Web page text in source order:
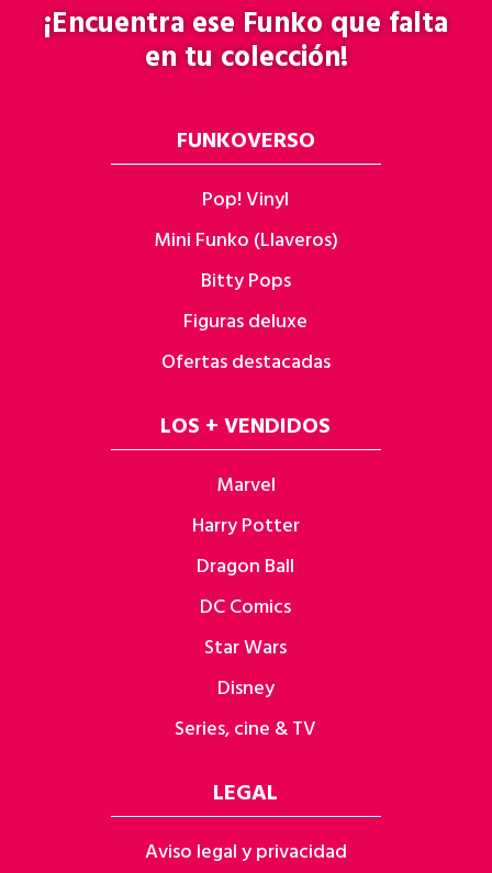
¡Encuentra eseFunkoque falta
en tu colección!
FUNKOVERSO
Pop! Vinyl
Mini Funko (Llaveros)
Bitty Pops
Figuras deluxe
Ofertas destacadas
LOS + VENDIDOS
Marvel
Harry Potter
Dragon Ball
DC Comics
Star Wars
Disney
Series, cine & TV
LEGAL
Aviso legal y privacidad